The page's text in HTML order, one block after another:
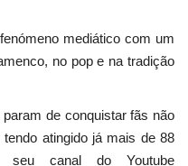
mediático com um
no pop e na tradição
de conquistar fãs não
atingido já mais de 88
seu canal do Youtube